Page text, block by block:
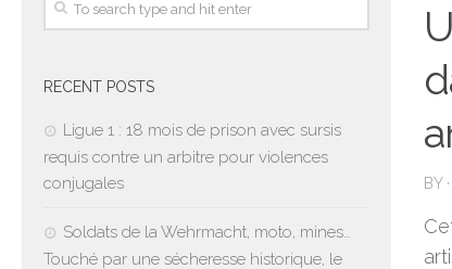
BY ·
RECENT POSTS
Ligue 1 : 18 mois de prison avec sursis
requis contre un arbitre pour violences
conjugales
Soldats de la Wehrmacht, moto, mines…
Touché par une sécheresse historique, le